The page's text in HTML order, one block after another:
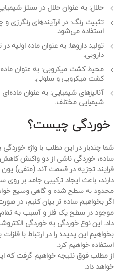
حلال: به عنوان حلال در سنتز
تثبیت رنگ: در فرآیندهای رنگرزی
استفاده می‌شود.
تولید داروها: به عنوان ماده اولیه
دارویی.
محیط کشت میکروبی
کشت میکروبی و سلولی.
آنالیزهای شیمیایی
شیمیایی مختلف.
خوردگی چیست؟
شما چندبار در این مطلب با واژه
ساده، خوردگی ناشی از دو واکنشکاهش
فرایند تجزیه در قسمت آند (منفی)
دارند، باعث ایجاد ترکیبی جامد بر
محدود به سطح شده و گاهی وسیع
اگر بخواهیم ساده تر بیان کنیم، در
موجود در سطح یک فلز و آسیب به
داد. این نوع خوردگی به خوردگی
بخواهیم این پدیده را در ارتباط با
استفاده خواهیم کرد.
از مطلب فوق نتیجه خواهیم گرفت که
خواهد داد.